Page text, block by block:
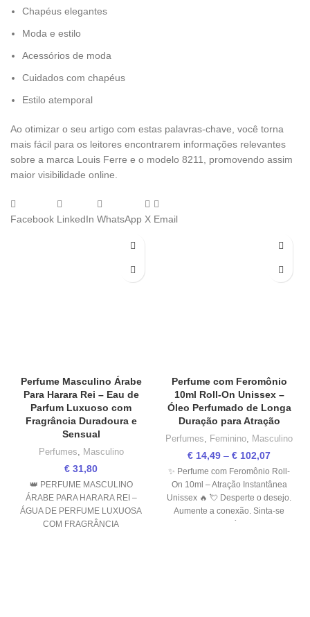
Chapéus elegantes
Moda e estilo
Acessórios de moda
Cuidados com chapéus
Estilo atemporal
Ao otimizar o seu artigo com estas palavras-chave, você torna
mais fácil para os leitores encontrarem informações relevantes
sobre a marca Louis Ferre e o modelo 8211, promovendo assim
maior visibilidade online.
Facebook LinkedIn WhatsApp X Email
Perfume Masculino Árabe
Para Harara Rei – Eau de
Parfum Luxuoso com
Fragrância Duradoura e
Sensual
Perfumes, Masculino
€ 31,80
👑 PERFUME MASCULINO
ÁRABE PARA HARARA REI –
ÁGUA DE PERFUME LUXUOSA
COM FRAGRÂNCIA
Perfume com Feromônio
10ml Roll-On Unissex –
Óleo Perfumado de Longa
Duração para Atração
Perfumes, Feminino, Masculino
€ 14,49 – € 102,07
✨ Perfume com Feromônio Roll-
On 10ml – Atração Instantânea
Unissex 🔥 💘 Desperte o desejo.
Aumente a conexão. Sinta-se